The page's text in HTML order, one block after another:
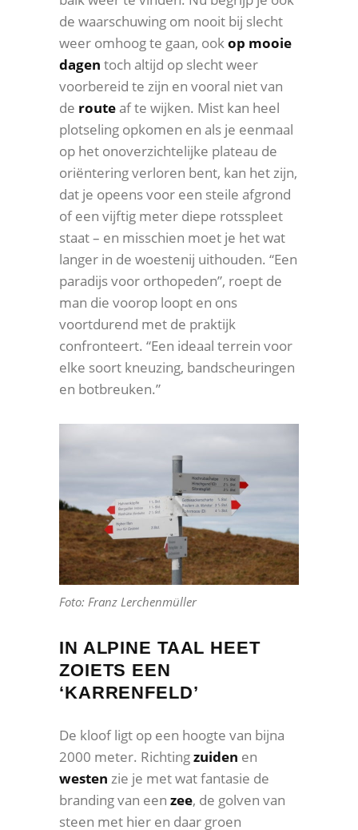
de waarschuwing om nooit bij slecht
weer omhoog te gaan, ookop mooie
dagen toch altijd op slecht weer
voorbereid te zijn en vooral niet van
de routeaf te wijken. Mist kan heel
plotseling opkomen en als je eenmaal
op het onoverzichtelijke plateau de
oriëntering verloren bent, kan het zijn,
dat je opeens voor een steile afgrond
of een vijftig meter diepe rotsspleet
staat – en misschien moet je het wat
langer in de woestenij uithouden. “Een
paradijs voor orthopeden”, roept de
man die voorop loopt en ons
voortdurend met de praktijk
confronteert. “Een ideaal terrein voor
elke soort kneuzing, bandscheuringen
en botbreuken.”
Foto: Franz Lerchenmüller
IN ALPINE TAAL HEET
ZOIETS EEN
‘KARRENFELD’
De kloof ligt op een hoogte van bijna
2000 meter. Richtingzuiden en
westen zie je met wat fantasie de
branding van een zee, de golven van
steen met hier en daar groen